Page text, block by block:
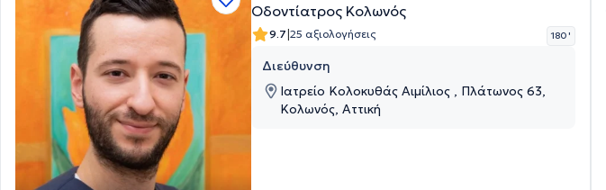
Οδοντίατρος Κολωνός
9.7|25 αξιολογήσεις 180 '
Διεύθυνση
Ιατρείο Κολοκυθάς Αιμίλιος , Πλάτωνος 63,
Κολωνός, Αττική